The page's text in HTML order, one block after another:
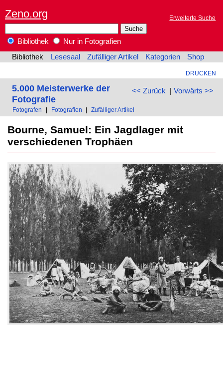
Zeno.org Erweiterte Suche
Bibliothek
Nur in Fotografien
Bibliothek
Lesesaal Zufälliger Artikel Kategorien Shop
DRUCKEN
<< Zurück | Vorwärts >>
5.000 Meisterwerke der
Fotografie
Fotografen Fotografien Zufälliger Artikel
Bourne, Samuel: Ein Jagdlager mit
verschiedenen Trophäen